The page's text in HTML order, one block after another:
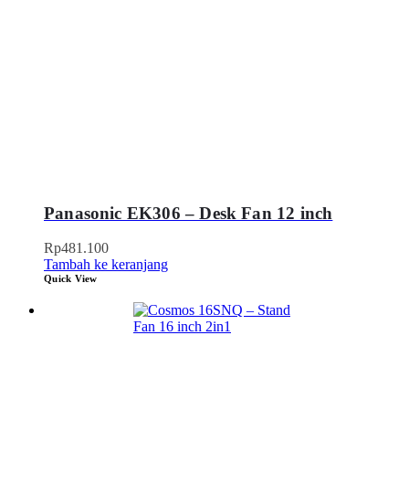
Panasonic EK306 – Desk Fan 12 inch
Rp481.100
Tambah ke keranjang
Quick View